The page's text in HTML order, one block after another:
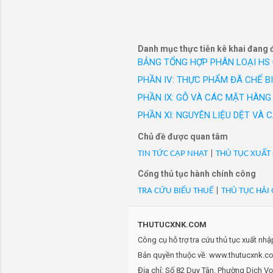
- Mã Hs 62160010: 26BH-
TaskFit Fingerless
- Mã Hs 62160010: 26BH-
TaskFit Fingerless
- Mã Hs 62160010: 26BH-
tại VN, chất liệu vải NK.
- Mã Hs 62160010: 26BH-
VN, chất liệu vải NK. Hàng
SX tại VN, chất liệu vải NK.
- Mã Hs 62160010: 26BH-
tại VN, chất liệu vải NK.
- Mã Hs 62160010: 26BH-
tại VN, chất liệu vải NK.
- Mã Hs 62160010: 26BH-
SX tại VN, chất liệu vải NK.
Danh mục thực tiễn kê khai đang
BẢNG TỔNG HỢP PHÂN LOẠI HS
PHẦN IV: THỰC PHẨM ĐÃ CHẾ
PHẦN IX: GỖ VÀ CÁC MẶT
PHẦN XI: NGUYÊN LIỆU DỆT VÀ
Chủ đề được quan tâm
TIN TỨC CẬP NHẬT| THỦ TỤC
Cổng thủ tục hành chính công
TRA CỨU BIỂU THUẾ THỦ TỤC HẢI
THUTUCXNK.COM
Công cụ hỗ trợ tra cứu thủ tục xuất
Bản quyền thuộc về:
Địa chỉ: Số 82 Duy Tân, Phường Dịch